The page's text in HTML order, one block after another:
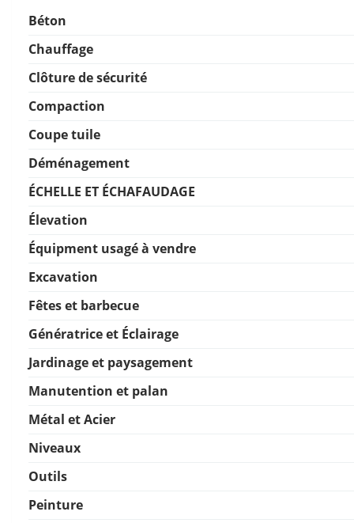
Béton
Chauffage
Clôture de sécurité
Compaction
Coupe tuile
Déménagement
ÉCHELLE ET ÉCHAFAUDAGE
Élevation
Équipment usagé à vendre
Excavation
Fêtes et barbecue
Génératrice et Éclairage
Jardinage et paysagement
Manutention et palan
Métal et Acier
Niveaux
Outils
Peinture